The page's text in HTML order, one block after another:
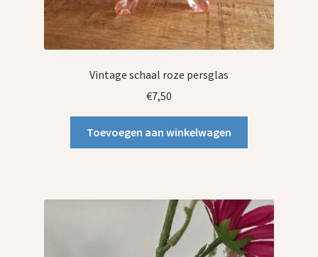
Vintage schaal roze persglas
€7,50
Toevoegen aan winkelwagen